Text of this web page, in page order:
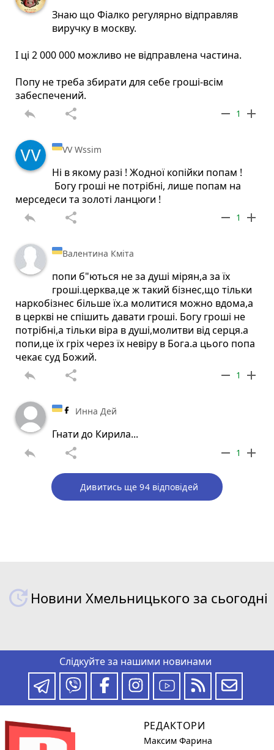
Знаю що Фіалко регулярно відправляв
виручку в москву.
І ці 2 000 000 можливо не відправлена частина.
Попу не треба збирати для себе гроші-всім
забеспечений.
reply share remove 1 add
VV Wssim
Ні в якому разі ! Жодної копійки попам !
Богу гроші не потрібні, лише попам на
мерседеси та золоті ланцюги !
reply share remove 1 add
Валентина Кміта
попи б"ються не за душі мірян,а за їх
гроші.церква,це ж такий бізнес,що тільки
наркобізнес більше їх.а молитися можно вдома,а
в церкві не спішить давати гроші. Богу гроші не
потрібні,а тільки віра в душі,молитви від серця.а
попи,це їх гріх через їх невіру в Бога.а цього попа
чекає суд Божий.
reply share remove 1 add
Инна Дей
Гнати до Кирила...
reply share remove 1 add
Дивитись ще 94 відповідей
Новини Хмельницького за сьогодні
Слідкуйте за нашими новинами
РЕДАКТОРИ
Максим Фарина